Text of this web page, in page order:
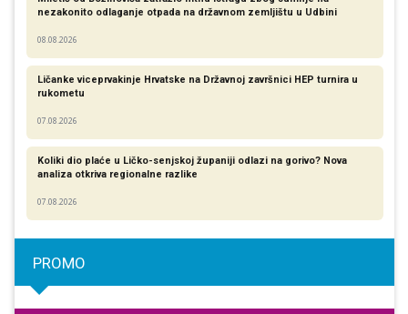
nezakonito odlaganje otpada na državnom zemljištu u Udbini
08.08.2026
Ličanke viceprvakinje Hrvatske na Državnoj završnici HEP turnira u
rukometu
07.08.2026
Koliki dio plaće u Ličko-senjskoj županiji odlazi na gorivo? Nova
analiza otkriva regionalne razlike​
07.08.2026
PROMO